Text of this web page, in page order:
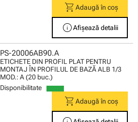
shopping_cartAdaugă în coș
infoAfișează detalii
PS-20006AB90.A
ETICHETE DIN PROFIL PLAT PENTRU
MONTAJ ÎN PROFILUL DE BAZĂ ALB 1/3
MOD.: A (20 buc.)
Disponibilitate
shopping_cartAdaugă în coș